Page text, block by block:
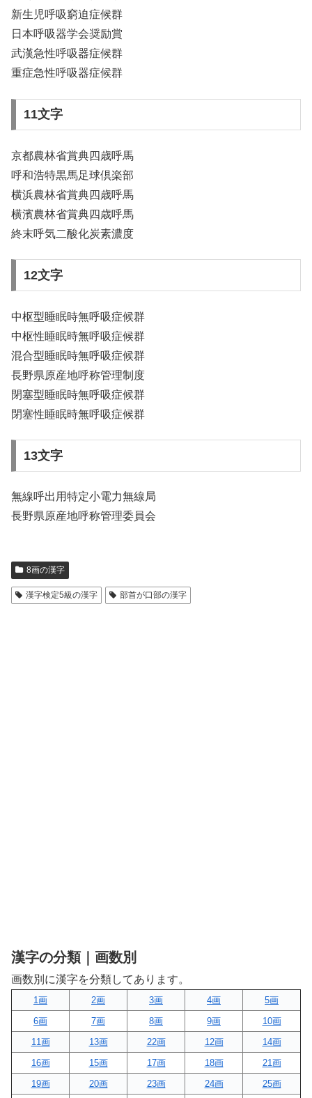
新生児呼吸窮迫症候群
日本呼吸器学会奨励賞
武漢急性呼吸器症候群
重症急性呼吸器症候群
11文字
京都農林省賞典四歳呼馬
呼和浩特黒馬足球倶楽部
横浜農林省賞典四歳呼馬
横濱農林省賞典四歳呼馬
終末呼気二酸化炭素濃度
12文字
中枢型睡眠時無呼吸症候群
中枢性睡眠時無呼吸症候群
混合型睡眠時無呼吸症候群
長野県原産地呼称管理制度
閉塞型睡眠時無呼吸症候群
閉塞性睡眠時無呼吸症候群
13文字
無線呼出用特定小電力無線局
長野県原産地呼称管理委員会
8画の漢字
漢字検定5級の漢字 部首が口部の漢字
漢字の分類｜画数別
画数別に漢字を分類してあります。
1画 2画 3画 4画
5画
6画
7画 8画 9画
10画
11画
13画 22画 12画
14画
16画
15画 17画 18画
21画
19画
20画 23画 24画
25画